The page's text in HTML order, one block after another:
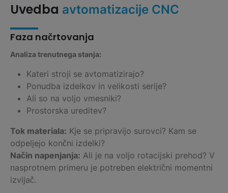
Uvedba avtomatizacije CNC
Faza načrtovanja
Analiza trenutnega stanja:
Kateri stroji se avtomatizirajo?
Ponudba izdelkov in velikosti serije?
Ali so na voljo vmesniki?
Prostorska ureditev?
Tok materiala: Kje se pripravijo surovci? Kam se
odpeljejo končni izdelki?
Način napenjanja: Ali je na voljo rotacijski prehod? V
nasprotnem primeru je potreben električni momentni
izvijač.